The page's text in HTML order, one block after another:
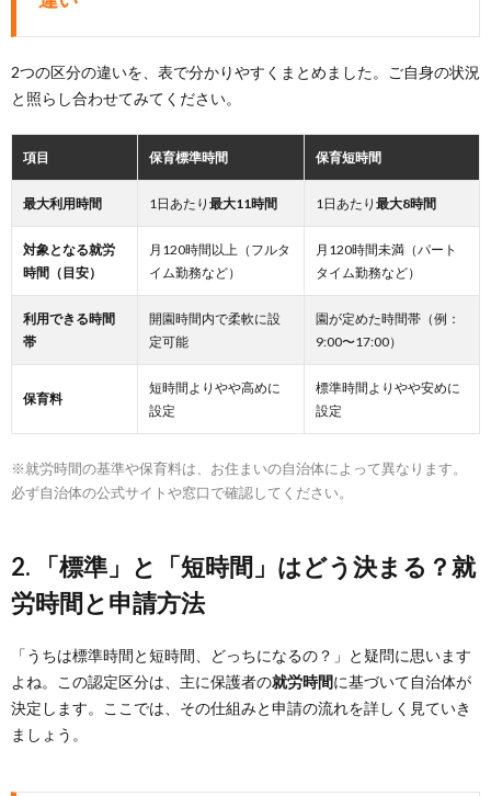
2つの区分の違いを、表で分かりやすくまとめました。ご自身の状況
と照らし合わせてみてください。
項目 保育標準時間 保育短時間
最大利用時間 1日あたり 最大11時間 1日あたり 最大8時間
対象となる就労
時間（目安）
月120時間以上（フルタ
イム勤務など）
月120時間未満（パート
タイム勤務など）
利用できる時間
帯
開園時間内で柔軟に設
定可能
園が定めた時間帯（例：
9:00〜17:00）
保育料
短時間よりやや高めに
設定
標準時間よりやや安めに
設定
※就労時間の基準や保育料は、お住まいの自治体によって異なります。
必ず自治体の公式サイトや窓口で確認してください。
2. 「標準」と「短時間」はどう決まる？就
労時間と申請方法
「うちは標準時間と短時間、どっちになるの？」と疑問に思います
よね。この認定区分は、主に保護者の就労時間に基づいて自治体が
決定します。ここでは、その仕組みと申請の流れを詳しく見ていき
ましょう。